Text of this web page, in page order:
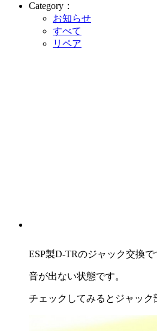
Category：
お知らせ
すべて
リペア
ESP製D-TRのジャック交換で
音が出ない状態です。
チェックしてみるとジャック